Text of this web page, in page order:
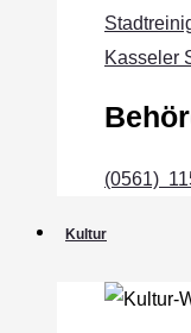
Kasseler
(0561)
Kultur